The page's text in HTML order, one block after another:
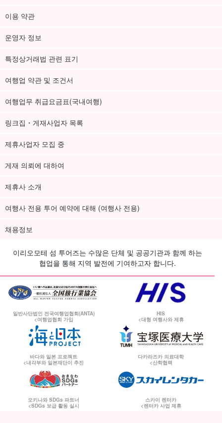
이용 약관
운영자 정보
특정상거래법 관련 표기
여행업 약관 및 조건서
여행업무 취급요금표(국내여행)
링크집・게재사업자 목록
제휴사업자 모집 중
게재 의뢰에 대하여
제휴사 소개
여행사 전용 투어 예약에 대해 (여행사 전용)
채용정보
이리오모테 섬 투어즈는 수많은 단체 및 공공기관과 함께 하는
협업을 통해 지역 발전에 기여하고자 합니다.
일반사단법인 전국여행업협회(ANTA)
<여행업협회 가입
HIS
<대형 여행사와 제휴
바다와 일본 프로젝트
<내각부와 일본재단이 추진
다카라즈카 의료대학
<산학협력
오키나와 SDGs 파트너
<SDGs 보급 활동 실시
스카이 렌터카
<렌터카 사업 제휴